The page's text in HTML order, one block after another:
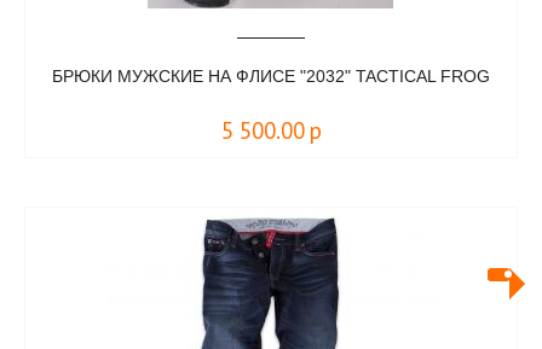
БРЮКИ МУЖСКИЕ НА ФЛИСЕ "2032" TACTICAL FROG
5 500.00 р